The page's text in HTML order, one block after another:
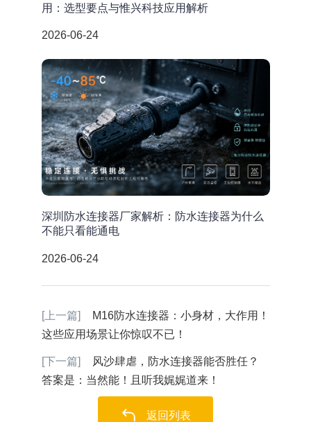
用：选型要点与惟兴科技应用解析
2026-06-24
深圳防水连接器厂家解析：防水连接器为什么
不能只看能通电
2026-06-24
[上一篇]
M16防水连接器：小身材，大作用！
这些应用场景让你惊叹不已！
[下一篇]
风沙肆虐，防水连接器能否胜任？
答案是：当然能！且听我娓娓道来！
返回列表